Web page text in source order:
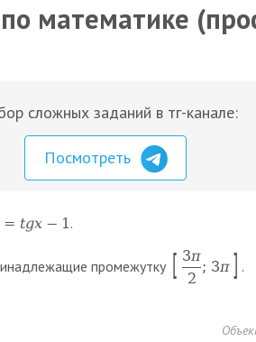
математике
сложных заданий в тг-канале:
Посмотреть
= tgx − 1 .
промежутку [ 3π
2
; 3π ] .